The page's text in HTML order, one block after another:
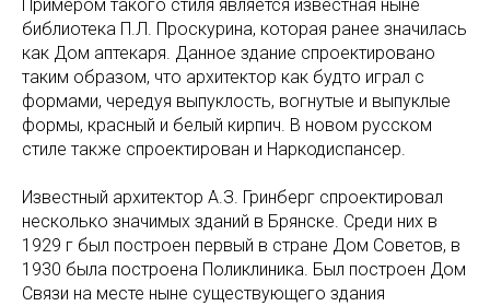
Примером такого стиля является известная ныне
библиотека П.Л. Проскурина, которая ранее значилась
как Дом аптекаря. Данное здание спроектировано
таким образом, что архитектор как будто играл с
формами, чередуя выпуклость, вогнутые и выпуклые
формы, красный и белый кирпич. В новом русском
стиле также спроектирован и Наркодиспансер.
Известный архитектор А.З. Гринберг спроектировал
несколько значимых зданий в Брянске. Среди них в
1929 г был построен первый в стране Дом Советов, в
1930 была построена Поликлиника. Был построен Дом
Связи на месте ныне существующего здания